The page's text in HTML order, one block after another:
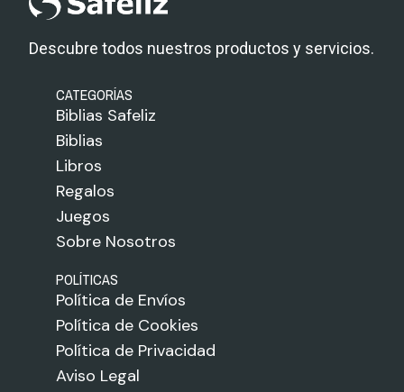
Descubre todos nuestros productos y servicios.
CATEGORÍAS
Biblias Safeliz
Biblias
Libros
Regalos
Juegos
Sobre Nosotros
POLÍTICAS
Política de Envíos
Política de Cookies
Política de Privacidad
Aviso Legal